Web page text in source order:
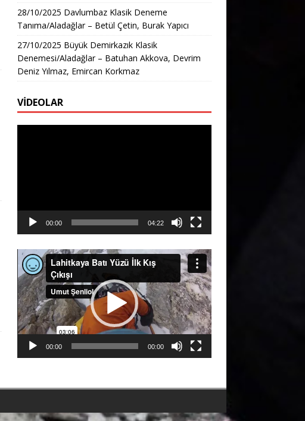
28/10/2025 Davlumbaz Klasik Deneme
Tanıma/Aladağlar – Betül Çetin, Burak Yapıcı
27/10/2025 Büyük Demirkazık Klasik
Denemesi/Aladağlar – Batuhan Akkova, Devrim
Deniz Yılmaz, Emircan Korkmaz
VİDEOLAR
00:00 04:22
Video
oynatıcı
00:00 00:00